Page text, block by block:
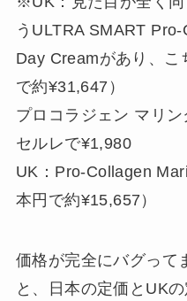
うULTRA SMART
Day Creamがあり、こ
で約¥31,647）
プロコラジェン マリ
セルレで¥1,980
UK：Pro-Collagen
本円で約¥15,657）
価格が完全にバグって
と、日本の定価とUK